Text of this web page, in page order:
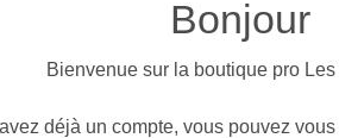
Bonjour
Bienvenue sur la boutique pro
déjà un compte, vous pouvez